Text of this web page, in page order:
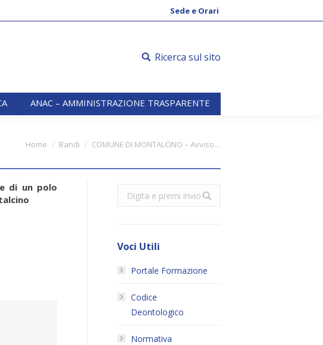
Sede e Orari
Ricerca sul sito
ANAC – AMMINISTRAZIONE TRASPARENTE
are here:
Home Bandi COMUNE DI MONTALCINO – Avviso…
di un polo
Search:
Voci Utili
Portale Formazione
Codice
Deontologico
Normativa
ANAC – AMMINISTRAZIONE TRASPARENTE